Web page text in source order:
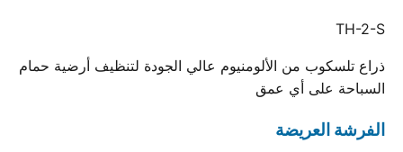
TH-2-S
ذراع تلسكوب من الألومنيوم عالي الجودة لتنظيف أرضية حمام
السباحة على أي عمق
الفرشة العريضة